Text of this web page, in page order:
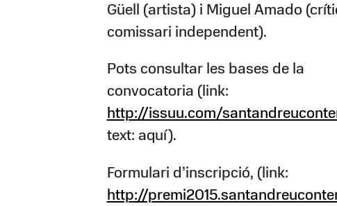
Güell (artista) i Miguel Amado
comissari independent).
Pots consultar les bases de la
convocatoria (link:
http://issuu.com/
text: aquí).
Formulari d’inscripció, (link:
http://